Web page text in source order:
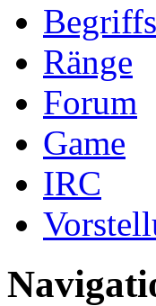
Ränge
Forum
Game
IRC